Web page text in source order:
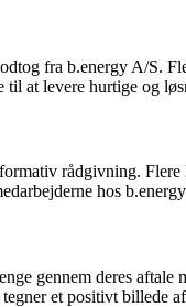
fra b.energy A/S.
at levere hurtige og
rådgivning.
hos
gennem deres
et positivt billede